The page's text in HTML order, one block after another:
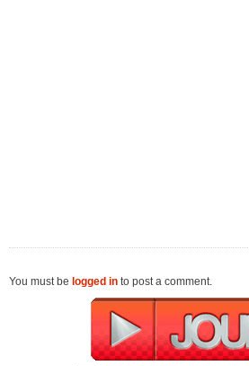
You must be logged in to post a comment.